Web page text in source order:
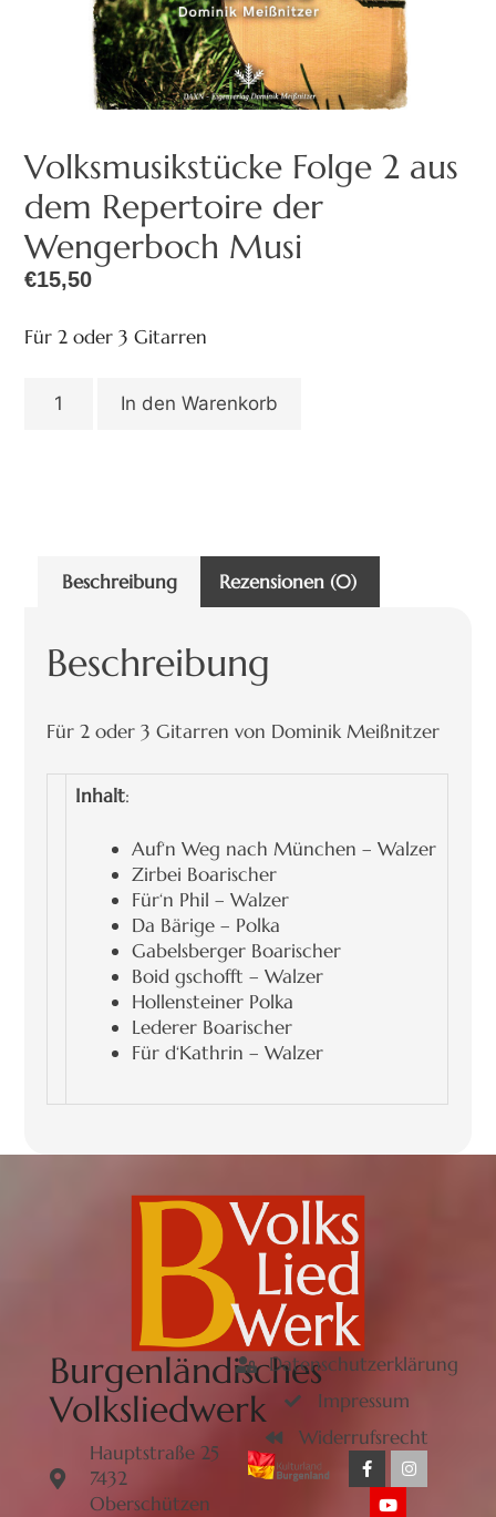
Volksmusikstücke Folge 2 aus
dem Repertoire der
Wengerboch Musi
€15,50
Für 2 oder 3 Gitarren
In den Warenkorb
Beschreibung Rezensionen (0)
Beschreibung
Für 2 oder 3 Gitarren von Dominik Meißnitzer
Inhalt:
Auf‘n Weg nach München – Walzer
Zirbei Boarischer
Für‘n Phil – Walzer
Da Bärige – Polka
Gabelsberger Boarischer
Boid gschofft – Walzer
Hollensteiner Polka
Lederer Boarischer
Für d‘Kathrin – Walzer
Burgenländisches
Volksliedwerk
Hauptstraße 25
7432
Oberschützen
Datenschutzerklärung
Impressum
Widerrufsrecht